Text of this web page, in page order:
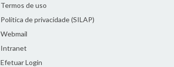
Termos de uso
Política de privacidade (SILAP)
Webmail
Intranet
Efetuar Login